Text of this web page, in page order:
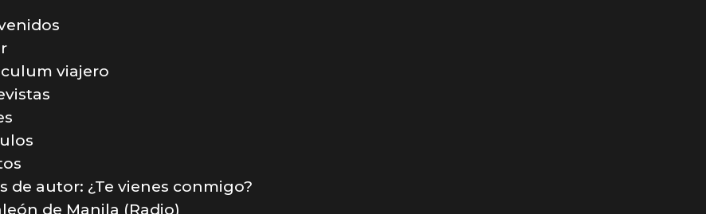
viajero
de autor: ¿Te vienes conmigo?
de Manila (Radio)